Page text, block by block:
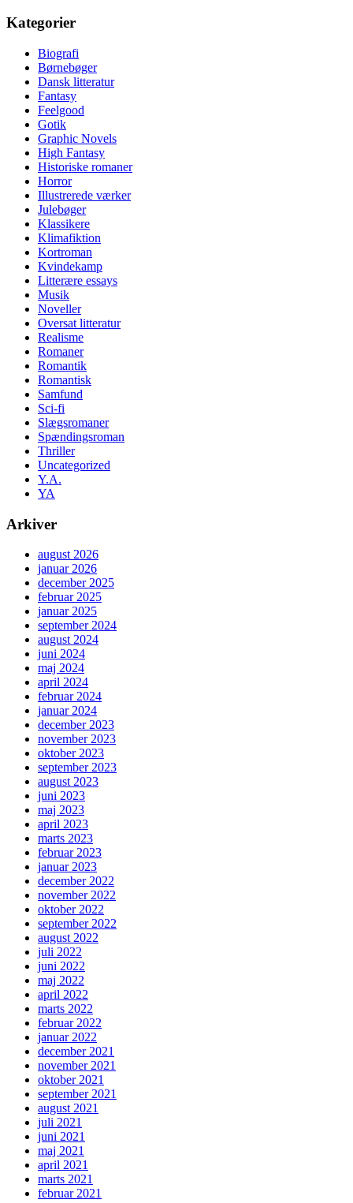
Kategorier
Biografi
Børnebøger
Dansk litteratur
Fantasy
Feelgood
Gotik
Graphic Novels
High Fantasy
Historiske romaner
Horror
Illustrerede værker
Julebøger
Klassikere
Klimafiktion
Kortroman
Kvindekamp
Litterære essays
Musik
Noveller
Oversat litteratur
Realisme
Romaner
Romantik
Romantisk
Samfund
Sci-fi
Slægsromaner
Spændingsroman
Thriller
Uncategorized
Y.A.
YA
Arkiver
august 2026
januar 2026
december 2025
februar 2025
januar 2025
september 2024
august 2024
juni 2024
maj 2024
april 2024
februar 2024
januar 2024
december 2023
november 2023
oktober 2023
september 2023
august 2023
juni 2023
maj 2023
april 2023
marts 2023
februar 2023
januar 2023
december 2022
november 2022
oktober 2022
september 2022
august 2022
juli 2022
juni 2022
maj 2022
april 2022
marts 2022
februar 2022
januar 2022
december 2021
november 2021
oktober 2021
september 2021
august 2021
juli 2021
juni 2021
maj 2021
april 2021
marts 2021
februar 2021